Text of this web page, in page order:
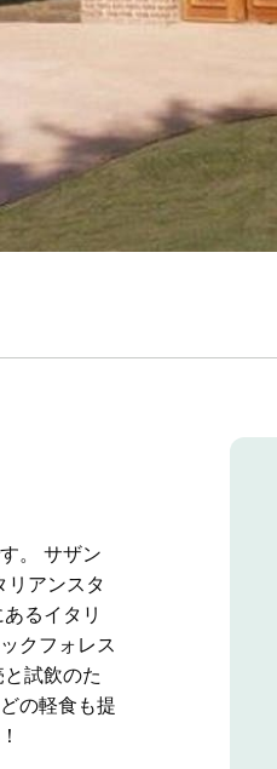
。 サザン
リアンスタ
るイタリ
クフォレス
試飲のた
の軽食も提